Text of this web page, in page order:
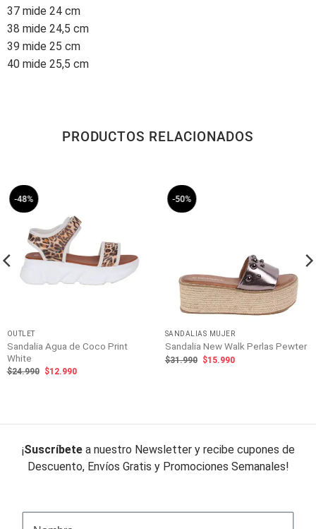
37 mide 24 cm
38 mide 24,5 cm
39 mide 25 cm
40 mide 25,5 cm
PRODUCTOS RELACIONADOS
-48%
OUTLET
Sandalia Agua de Coco Print
White
$24.990
El
$12.990El
-50%
SANDALIAS MUJER
Sandalia New Walk Perlas Pewter
$31.990 El
$15.990El
¡Suscríbete a nuestro Newsletter y recibe cupones de
Descuento, Envíos Gratis y Promociones Semanales!